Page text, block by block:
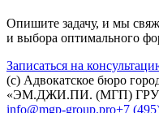
Опишите задачу, и мы
и выбора оптимального
Записаться на
(c) Адвокатское бюро
«ЭМ.ДЖИ.ПИ. (МГП)
info@mgp-group.pro+7